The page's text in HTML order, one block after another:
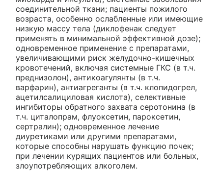
соединительной ткани; пациенты пожилого
возраста, особенно ослабленные или имеющие
низкую массу тела (диклофенак следует
применять в минимальной эффективной дозе);
одновременное применение с препаратами,
увеличивающими риск желудочно-кишечных
кровотечений, включая системные ГКС (в т.ч.
преднизолон), антикоагулянты (в т.ч.
варфарин), антиагреганты (в т.ч. клопидогрел,
ацетилсалициловая кислота), селективные
ингибиторы обратного захвата серотонина (в
т.ч. циталопрам, флуоксетин, пароксетин,
сертралин); одновременное лечение
диуретиками или другими препаратами,
которые способны нарушать функцию почек;
при лечении курящих пациентов или больных,
злоупотребляющих алкоголем.